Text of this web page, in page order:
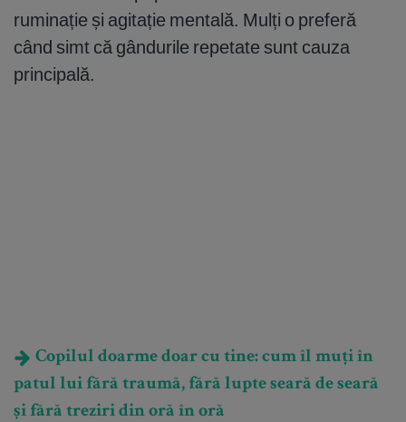
ruminație și agitație mentală. Mulți o preferă
când simt că gândurile repetate sunt cauza
principală.
Copilul doarme doar cu tine: cum îl muți în
patul lui fără traumă, fără lupte seară de seară
și fără treziri din oră în oră